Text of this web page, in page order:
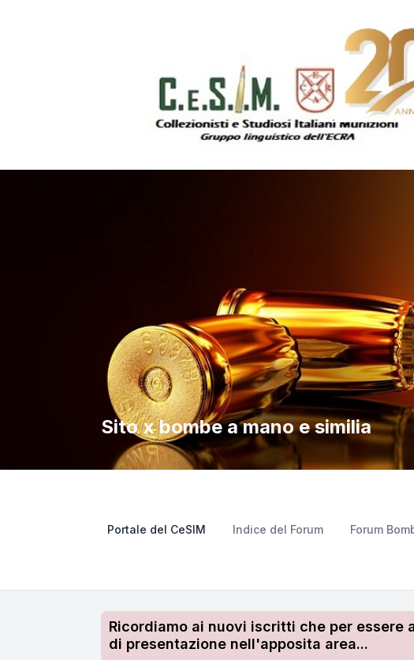
Sito x bombe a mano e similia
Portale del CeSIM Indice del Forum Forum
Ricordiamo ai nuovi iscritti che per
di presentazione nell'apposita area...